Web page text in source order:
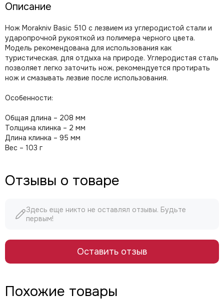
Описание
Нож Morakniv Basic 510 с лезвием из углеродистой стали и
ударопрочной рукояткой из полимера черного цвета.
Модель рекомендована для использования как
туристическая, для отдыха на природе. Углеродистая сталь
позволяет легко заточить нож, рекомендуется протирать
нож и смазывать лезвие после использования.
Особенности:
Общая длина – 208 мм
Толщина клинка – 2 мм
Длина клинка – 95 мм
Вес – 103 г
Отзывы о товаре
Здесь еще никто не оставлял отзывы. Будьте
первым!
Оставить отзыв
Похожие товары